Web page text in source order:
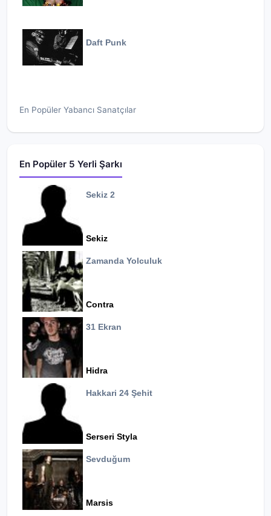
Daft Punk
En Popüler Yabancı Sanatçılar
En Popüler 5 Yerli Şarkı
Sekiz 2
Sekiz
Zamanda Yolculuk
Contra
31 Ekran
Hidra
Hakkari 24 Şehit
Serseri Styla
Sevduğum
Marsis